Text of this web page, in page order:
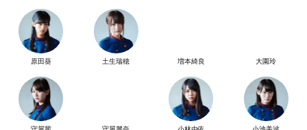
原田葵 土生瑞穂 増本綺良 大園玲